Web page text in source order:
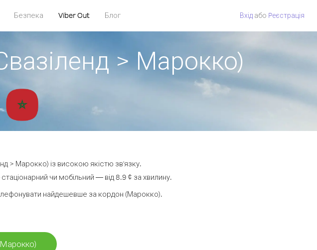
Безпека Viber Out Блог Вхід або Pеєстрація
> Марокко)
> Марокко) із високою якістю зв'язку.
чи мобільний — від 8.9 ¢ за хвилину.
найдешевше за кордон (Марокко).